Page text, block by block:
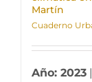
Martín
Cuaderno
Año: 2023